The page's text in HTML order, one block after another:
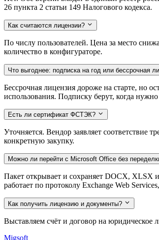
26 пункта 2 статьи 149 Налогового кодекса.
Как считаются лицензии?
По числу пользователей. Цена за место
количество в конфигураторе.
Что выгоднее: подписка на год или бессрочная
Бессрочная лицензия дороже на старте, но
использования. Подписку берут, когда
Есть ли сертификат ФСТЭК?
Уточняется. Вендор заявляет
конкретную закупку.
Можно ли перейти с Microsoft Office без
Пакет открывает и сохраняет DOCX, XLSX
работает по протоколу Exchange Web
Как получить лицензию и документы?
Выставляем счёт и договор на юридическое
Migsoft